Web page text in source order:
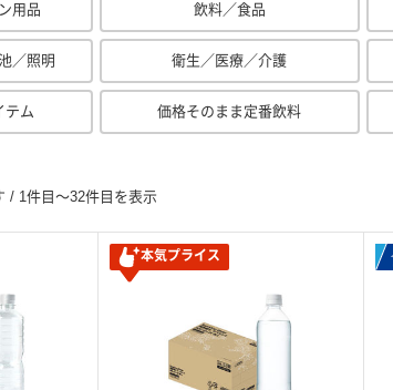
用品 飲料／食品
／照明 衛生／医療／介護
テム 価格そのまま定番飲料
/ 1件目～32件目を表示
本気プライス